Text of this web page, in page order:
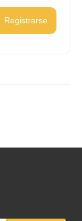
Registrarse